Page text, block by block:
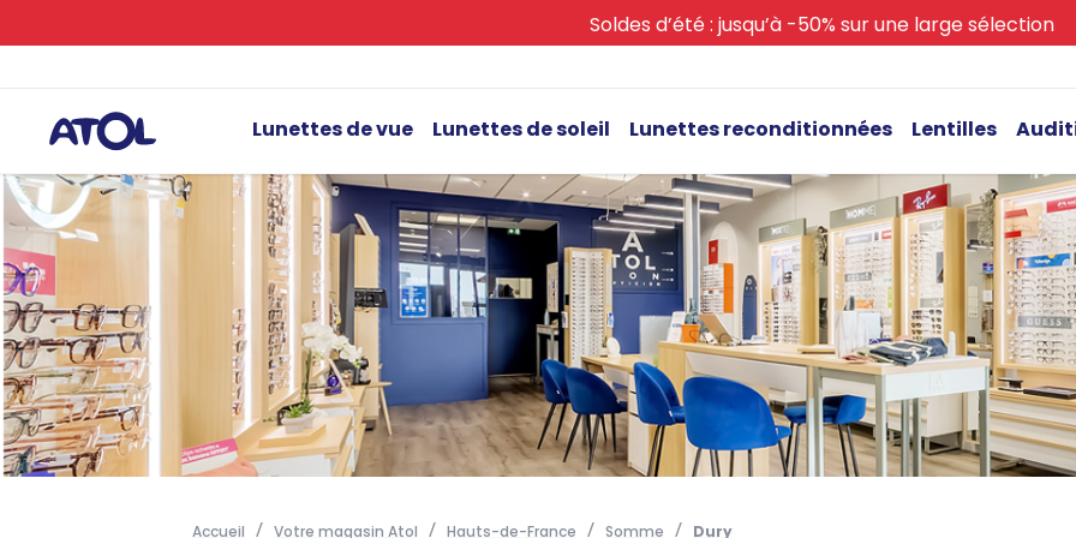
Soldes d’été : jusqu’à -50% sur une large sélection
Lunettes de vue Lunettes de soleil Lunettes reconditionnées Lentilles
Accueil Votre magasin Atol Hauts-de-France Somme Dury